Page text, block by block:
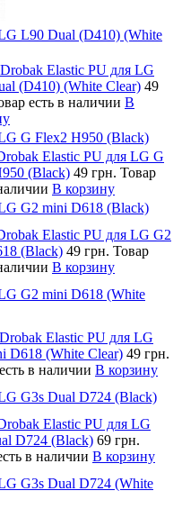
L90 Dual (D410) (White
Elastic PU для LG
(D410) (White Clear) 49
есть в наличии В
G Flex2 H950 (Black)
Elastic PU для LG G
(Black) 49 грн. Товар
В корзину
G2 mini D618 (Black)
Elastic PU для LG G2
(Black) 49 грн. Товар
В корзину
G2 mini D618 (White
Elastic PU для LG
D618 (White Clear) 49 грн.
в наличии В корзину
G3s Dual D724 (Black)
Elastic PU для LG
D724 (Black) 69 грн.
в наличии В корзину
G3s Dual D724 (White